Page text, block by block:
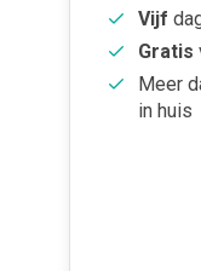
Vijf
Gratis
Meer
in huis